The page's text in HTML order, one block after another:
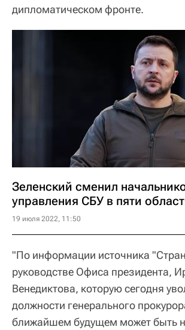
дипломатическом фронте.
Зеленский сменил
управления СБУ в пяти
19 июля 2022, 11:50
"По информации источника
руководстве Офиса президента,
Венедиктова, которую сегодня
должности генерального
ближайшем будущем может быть